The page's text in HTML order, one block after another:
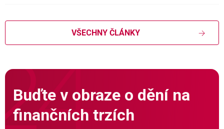
VŠECHNY ČLÁNKY
Buďte v obraze o dění na
finančních trzích